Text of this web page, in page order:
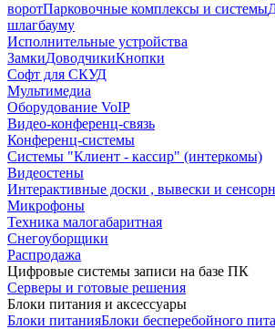
воротПарковочные комплексы и системы
шлагбауму
Исполнительные устройства
ЗамкиДоводчикиКнопки
Софт для СКУД
Мультимедиа
Оборудование VoIP
Видео-конференц-связь
Конференц-системы
Системы "Клиент - кассир" (интеркомы)
Видеостены
Интерактивные доски , вывески и
Микрофоны
Техника малогабаритная
Снегоуборщики
Распродажа
Цифровые системы записи на базе ПК
Серверы и готовые решения
Блоки питания и аксессуары
Блоки питанияБлоки бесперебойного